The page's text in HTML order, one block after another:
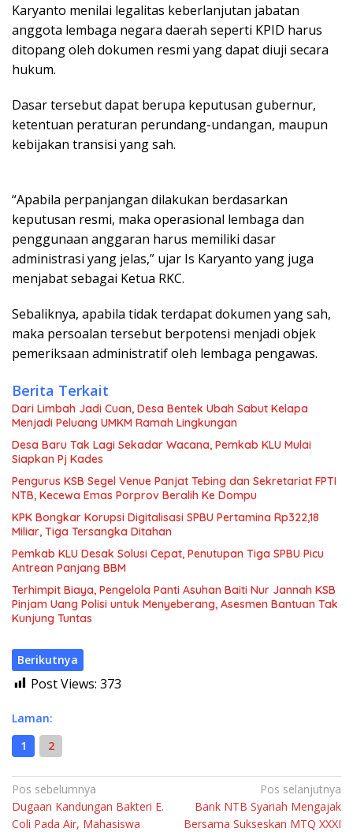
Karyanto menilai legalitas keberlanjutan jabatan
anggota lembaga negara daerah seperti KPID harus
ditopang oleh dokumen resmi yang dapat diuji secara
hukum.
Dasar tersebut dapat berupa keputusan gubernur,
ketentuan peraturan perundang-undangan, maupun
kebijakan transisi yang sah.
“Apabila perpanjangan dilakukan berdasarkan
keputusan resmi, maka operasional lembaga dan
penggunaan anggaran harus memiliki dasar
administrasi yang jelas,” ujar Is Karyanto yang juga
menjabat sebagai Ketua RKC.
Sebaliknya, apabila tidak terdapat dokumen yang sah,
maka persoalan tersebut berpotensi menjadi objek
pemeriksaan administratif oleh lembaga pengawas.
Berita Terkait
Dari Limbah Jadi Cuan, Desa Bentek Ubah Sabut Kelapa
Menjadi Peluang UMKM Ramah Lingkungan
Desa Baru Tak Lagi Sekadar Wacana, Pemkab KLU Mulai
Siapkan Pj Kades
Pengurus KSB Segel Venue Panjat Tebing dan Sekretariat FPTI
NTB, Kecewa Emas Porprov Beralih Ke Dompu
KPK Bongkar Korupsi Digitalisasi SPBU Pertamina Rp322,18
Miliar, Tiga Tersangka Ditahan
Pemkab KLU Desak Solusi Cepat, Penutupan Tiga SPBU Picu
Antrean Panjang BBM
Terhimpit Biaya, Pengelola Panti Asuhan Baiti Nur Jannah KSB
Pinjam Uang Polisi untuk Menyeberang, Asesmen Bantuan Tak
Kunjung Tuntas
Berikutnya
Post Views: 373
Laman:
1
2
Navigasi
pos
Pos sebelumnya
Dugaan Kandungan Bakteri E.
Coli Pada Air, Mahasiswa
Pos selanjutnya
Bank NTB Syariah Mengajak
Bersama Sukseskan MTQ XXXI